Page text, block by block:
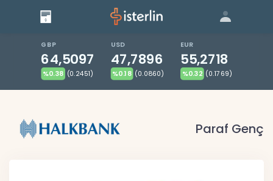
| Blog | Giriş
GBP
64,5097
%0.38 (0.2451)
USD
47,7896
%0.18 (0.0860)
EUR
55,2718
%0.32 (0.1769)
Paraf Genç